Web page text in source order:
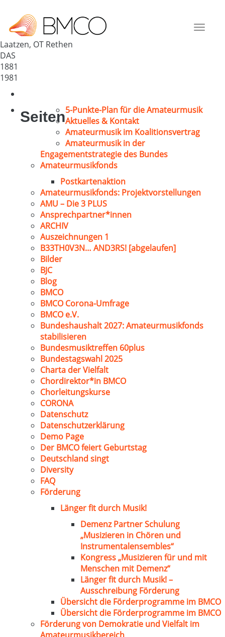
Toggle
Deutschland
30880
Laatzen, OT Rethen
DAS
1881
1981
Seiten5-Punkte-Plan für die Amateurmusik
Aktuelles & Kontakt
Amateurmusik im Koalitionsvertrag
Amateurmusik in der
Engagementstrategie des Bundes
Amateurmusikfonds
Postkartenaktion
Amateurmusikfonds: Projektvorstellungen
AMU – Die 3 PLUS
Ansprechpartner*innen
ARCHIV
Auszeichnungen 1
B33TH0V3N… AND3RS! [abgelaufen]
Bilder
BJC
Blog
BMCO
BMCO Corona-Umfrage
BMCO e.V.
Bundeshaushalt 2027: Amateurmusikfonds
stabilisieren
Bundesmusiktreffen 60plus
Bundestagswahl 2025
Charta der Vielfalt
Chordirektor*in BMCO
Chorleitungskurse
CORONA
Datenschutz
Datenschutzerklärung
Demo Page
Der BMCO feiert Geburtstag
Deutschland singt
Diversity
FAQ
Förderung
Länger fit durch Musik!
Demenz Partner Schulung
„Musizieren in Chören und
Instrumentalensembles“
Kongress „Musizieren für und mit
Menschen mit Demenz“
Länger fit durch Musik! –
Ausschreibung Förderung
Übersicht die Förderprogramme im BMCO
Übersicht die Förderprogramme im BMCO
Förderung von Demokratie und Vielfalt im